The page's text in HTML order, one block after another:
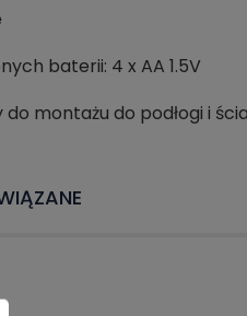
baterii: 4 x AA 1.5V
do montażu do podłogi i